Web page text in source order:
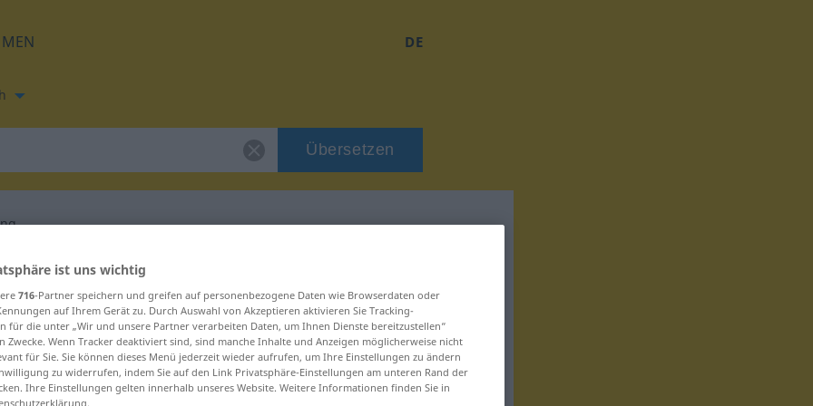
DE
Übersetzen
für "Hong-Kong"
ist uns wichtig
716-Partner speichern und greifen auf personenbezogene Daten wie Browserdaten oder
auf Ihrem Gerät zu. Durch Auswahl von Akzeptieren aktivieren Sie Tracking-
für die unter „Wir und unsere Partner verarbeiten Daten, um Ihnen Dienste bereitzustellen“
Zwecke. Wenn Tracker deaktiviert sind, sind manche Inhalte und Anzeigen möglicherweise nicht
für Sie. Sie können dieses Menü jederzeit wieder aufrufen, um Ihre Einstellungen zu ändern
zu widerrufen, indem Sie auf den Link Privatsphäre-Einstellungen am unteren Rand der
Ihre Einstellungen gelten innerhalb unseres Website. Weitere Informationen finden Sie in